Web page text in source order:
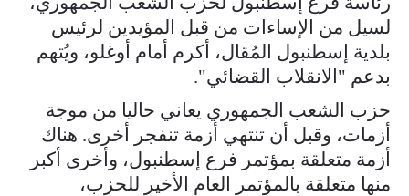
لسيل من الإساءات من قبل المؤيدين لرئيس
بلدية إسطنبول المُقال، أكرم أمام أوغلو، ويُتهم
بدعم "الانقلاب القضائي".
حزب الشعب الجمهوري يعاني حاليا من موجة
أزمات، وقبل أن تنتهي أزمة تنفجر أخرى. هناك
أزمة متعلقة بمؤتمر فرع إسطنبول، وأخرى أكبر
منها متعلقة بالمؤتمر العام الأخير للحزب،